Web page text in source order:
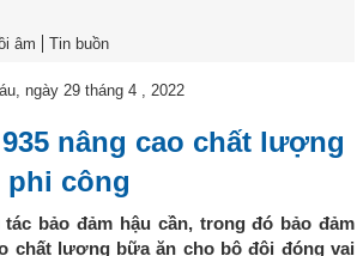
âm Tin buồn
ngày 29 tháng 4 , 2022
nâng cao chất lượng
công
bảo đảm hậu cần, trong đó bảo đảm
chất lượng bữa ăn cho bộ đội đóng vai